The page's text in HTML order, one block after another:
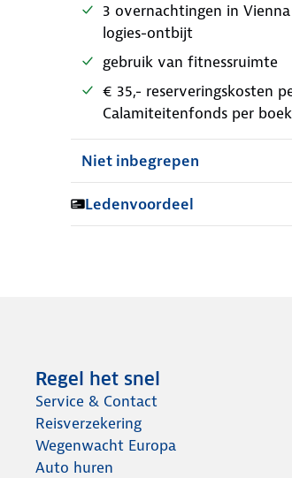
3 overnachtingen in
logies-ontbijt
gebruik van fitnessruimte
€ 35,- reserveringskosten
Calamiteitenfonds per
Niet inbegrepen
Ledenvoordeel
Regel het snel
Service & Contact
Reisverzekering
Wegenwacht Europa
Auto huren